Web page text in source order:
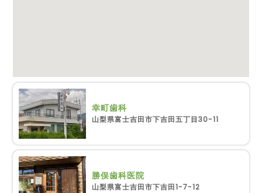
幸町歯科
山梨県富士吉田市下吉田五丁目30-11
勝俣歯科医院
山梨県富士吉田市下吉田1-7-12